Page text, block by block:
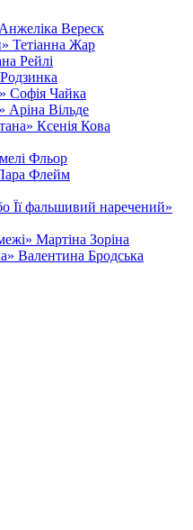
Вереск
Тетіанна Жар
Рейлі
Софія Чайка
Аріна Вільде
Ксенія Кова
Фльор
Флейм
Її фальшивий наречений»
Мартіна Зоріна
Валентина Бродська